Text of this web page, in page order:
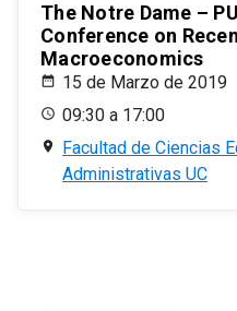
The Notre Dame –
Conference on
Macroeconomics
15 de Marzo de 2019
09:30 a 17:00
Facultad de Ciencias
Administrativas UC